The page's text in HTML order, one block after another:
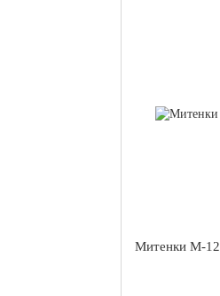
Митенки М-12